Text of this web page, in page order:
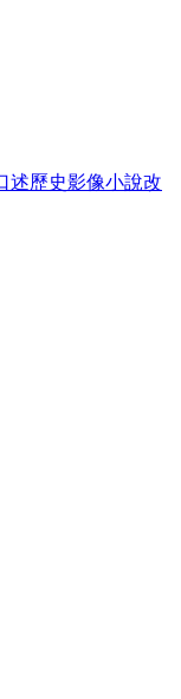
述歷史影像小說改